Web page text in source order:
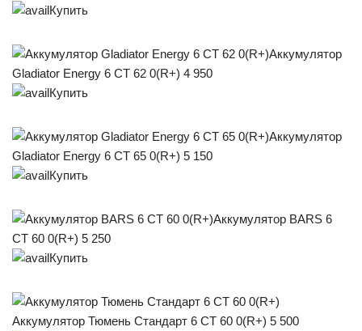
Купить
Аккумулятор
Gladiator Energy 6 СТ 62 0(R+) 4 950
Купить
Аккумулятор
Gladiator Energy 6 СТ 65 0(R+) 5 150
Купить
Аккумулятор BARS 6
СТ 60 0(R+) 5 250
Купить
Аккумулятор Тюмень Стандарт 6 СТ 60 0(R+) 5 500